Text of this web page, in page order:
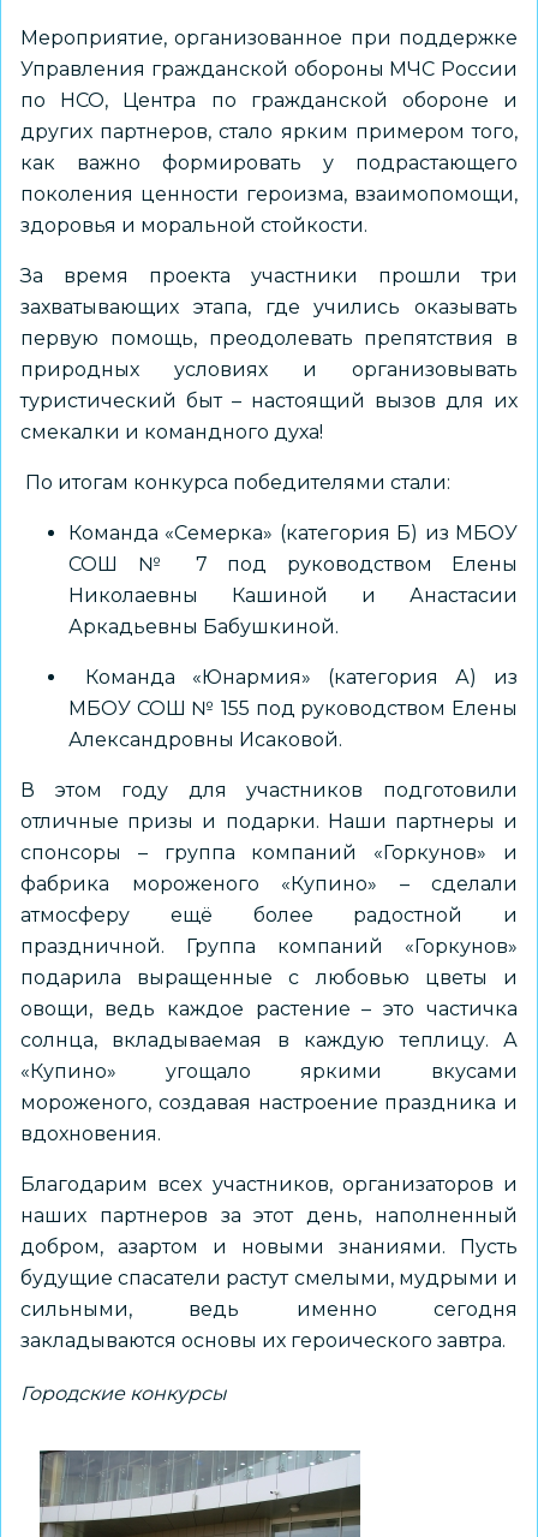
Мероприятие, организованное при поддержке
Управления гражданской обороны МЧС России
по НСО, Центра по гражданской обороне и
других партнеров, стало ярким примером того,
как важно формировать у подрастающего
поколения ценности героизма, взаимопомощи,
здоровья и моральной стойкости.
За время проекта участники прошли три
захватывающих этапа, где учились оказывать
первую помощь, преодолевать препятствия в
природных условиях и организовывать
туристический быт – настоящий вызов для их
смекалки и командного духа!
По итогам конкурса победителями стали:
Команда «Семерка» (категория Б) из МБОУ
СОШ № 7 под руководством Елены
Николаевны Кашиной и Анастасии
Аркадьевны Бабушкиной.
Команда «Юнармия» (категория А) из
МБОУ СОШ № 155 под руководством Елены
Александровны Исаковой.
В этом году для участников подготовили
отличные призы и подарки. Наши партнеры и
спонсоры – группа компаний «Горкунов» и
фабрика мороженого «Купино» – сделали
атмосферу ещё более радостной и
праздничной. Группа компаний «Горкунов»
подарила выращенные с любовью цветы и
овощи, ведь каждое растение – это частичка
солнца, вкладываемая в каждую теплицу. А
«Купино» угощало яркими вкусами
мороженого, создавая настроение праздника и
вдохновения.
Благодарим всех участников, организаторов и
наших партнеров за этот день, наполненный
добром, азартом и новыми знаниями. Пусть
будущие спасатели растут смелыми, мудрыми и
сильными, ведь именно сегодня
закладываются основы их героического завтра.
Городские конкурсы